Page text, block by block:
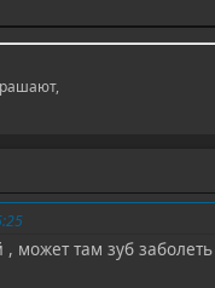
может там зуб